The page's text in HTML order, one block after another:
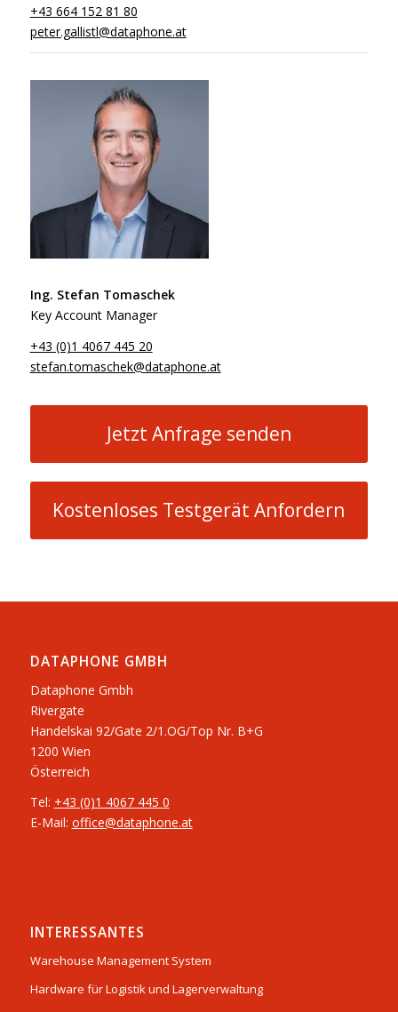
+43 664 152 81 80
peter.gallistl@dataphone.at
Ing. Stefan Tomaschek
Key Account Manager
+43 (0)1 4067 445 20
stefan.tomaschek@dataphone.at
Jetzt Anfrage senden
Kostenloses Testgerät Anfordern
DATAPHONE GMBH
Dataphone Gmbh
Rivergate
​Handelskai 92/Gate 2/1.OG/Top Nr. B+G
1200 Wien
Österreich
Tel: +43 (0)1 4067 445 0
E-Mail: office@dataphone.at
INTERESSANTES
Warehouse Management System
Hardware für Logistik und Lagerverwaltung